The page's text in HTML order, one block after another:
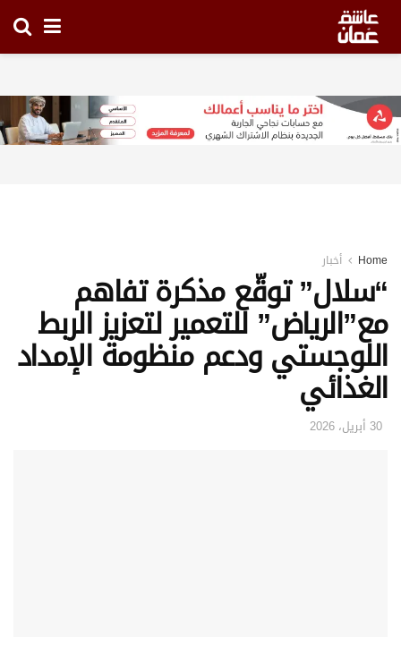
Home أخبار
“سلال” توقّع مذكرة تفاهم
مع”الرياض” للتعمير لتعزيز الربط
اللوجستي ودعم منظومة الإمداد
الغذائي
30 أبريل، 2026